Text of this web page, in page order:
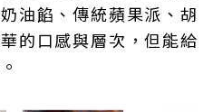
油餡、傳統蘋果派、胡
的口感與層次，但能給